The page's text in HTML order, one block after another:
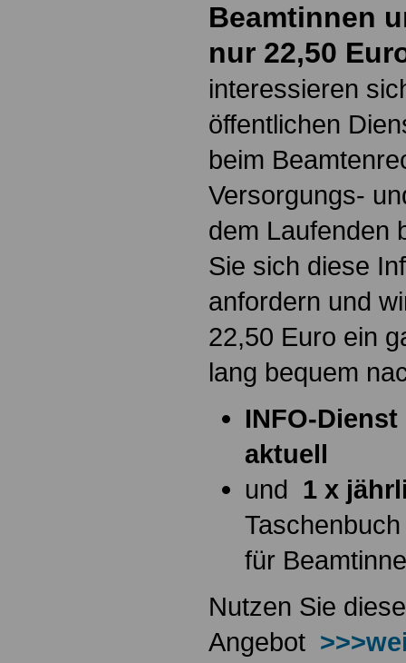
Beamtinnen
nur 22,50
interessieren
öffentlichen
beim
Versorgungs-
dem Laufenden
Sie sich diese
anfordern und
22,50 Euro ein
lang bequem
INFO-
aktuell
und 1 x
Taschenbuch
für
Nutzen Sie
Angebot